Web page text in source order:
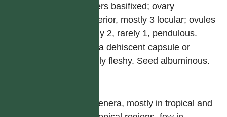
anthers basifixed; ovary
supperior, mostly 3 locular; ovules
mostly 2, rarely 1, pendulous.
Fruit a dehiscent capsule or
slightly fleshy. Seed albuminous.
Six genera, mostly in tropical and